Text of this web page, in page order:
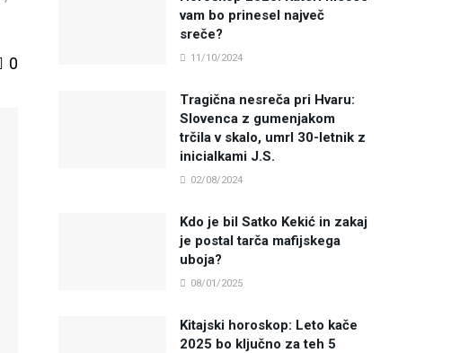
0
vam bo prinesel največ
sreče?
11/10/2024
Tragična nesreča pri Hvaru:
Slovenca z gumenjakom
trčila v skalo, umrl 30-letnik z
inicialkami J.S.
02/08/2024
Kdo je bil Satko Kekić in zakaj
je postal tarča mafijskega
uboja?
08/01/2025
Kitajski horoskop: Leto kače
2025 bo ključno za teh 5